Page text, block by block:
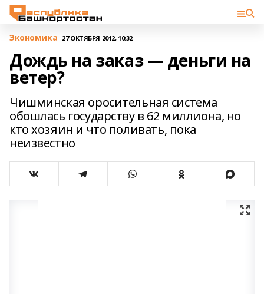
Экономика 27 ОКТЯБРЯ 2012, 10:32
Дождь на заказ — деньги на
ветер?
Чишминская оросительная система
обошлась государству в 62 миллиона, но
кто хозяин и что поливать, пока
неизвестно